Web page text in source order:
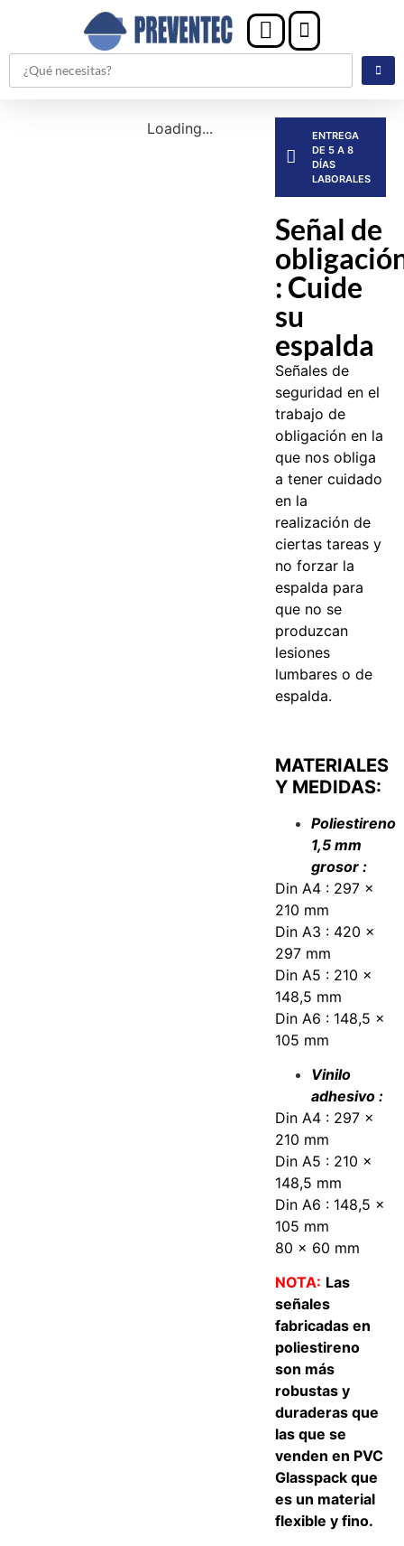
Loading...
ENTREGA
DE 5 A 8
DÍAS
LABORALES
Señal de
: Cuide
su
espalda
Señales de
seguridad en el
trabajo de
obligación en la
que nos obliga
a tener cuidado
en la
realización de
ciertas tareas y
no forzar la
espalda para
que no se
produzcan
lesiones
lumbares o de
espalda.
MATERIALES
Y MEDIDAS:
Poliestireno
1,5 mm
grosor :
Din A4 : 297 x
210 mm
Din A3 : 420 x
297 mm
Din A5 : 210 x
148,5 mm
Din A6 : 148,5 x
105 mm
Vinilo
adhesivo :
Din A4 : 297 x
210 mm
Din A5 : 210 x
148,5 mm
Din A6 : 148,5 x
105 mm
80 x 60 mm
NOTA: Las
señales
fabricadas en
poliestireno
son más
robustas y
duraderas que
las que se
venden en PVC
Glasspack que
es un material
flexible y fino.